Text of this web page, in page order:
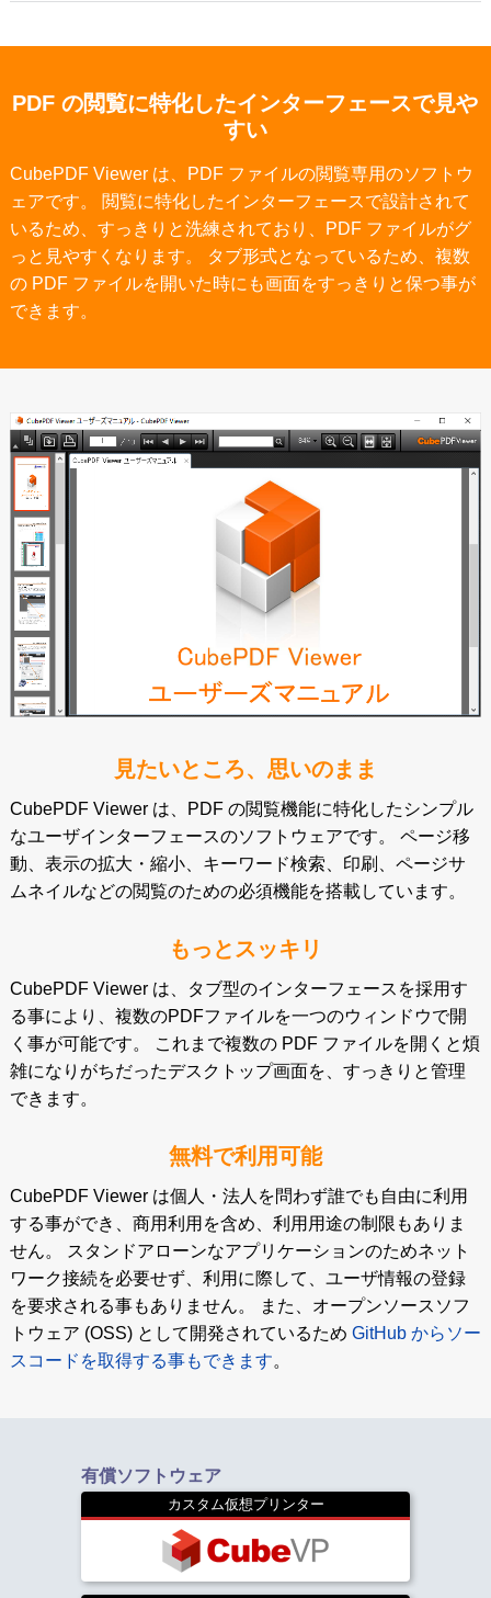
PDF の閲覧に特化したインターフェースで見や
すい
CubePDF Viewer は、PDF ファイルの閲覧専用のソフトウ
ェアです。 閲覧に特化したインターフェースで設計されて
いるため、すっきりと洗練されており、PDF ファイルがグ
っと見やすくなります。 タブ形式となっているため、複数
の PDF ファイルを開いた時にも画面をすっきりと保つ事が
できます。
見たいところ、思いのまま
CubePDF Viewer は、PDF の閲覧機能に特化したシンプル
なユーザインターフェースのソフトウェアです。 ページ移
動、表示の拡大・縮小、キーワード検索、印刷、ページサ
ムネイルなどの閲覧のための必須機能を搭載しています。
もっとスッキリ
CubePDF Viewer は、タブ型のインターフェースを採用す
る事により、複数のPDFファイルを一つのウィンドウで開
く事が可能です。 これまで複数の PDF ファイルを開くと煩
雑になりがちだったデスクトップ画面を、すっきりと管理
できます。
無料で利用可能
CubePDF Viewer は個人・法人を問わず誰でも自由に利用
する事ができ、商用利用を含め、利用用途の制限もありま
せん。 スタンドアローンなアプリケーションのためネット
ワーク接続を必要せず、利用に際して、ユーザ情報の登録
を要求される事もありません。 また、オープンソースソフ
トウェア (OSS) として開発されているため GitHub からソー
スコードを取得する事もできます。
有償ソフトウェア
カスタム仮想プリンター